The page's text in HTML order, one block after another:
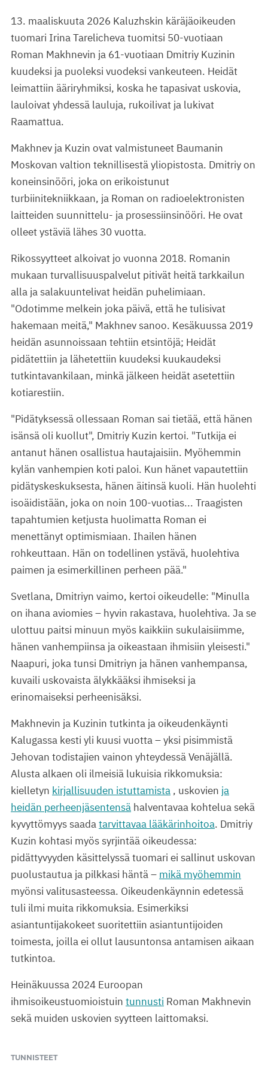
13. maaliskuuta 2026 Kaluzhskin käräjäoikeuden
tuomari Irina Tarelicheva tuomitsi 50-vuotiaan
Roman Makhnevin ja 61-vuotiaan Dmitriy Kuzinin
kuudeksi ja puoleksi vuodeksi vankeuteen. Heidät
leimattiin ääriryhmiksi, koska he tapasivat uskovia,
lauloivat yhdessä lauluja, rukoilivat ja lukivat
Raamattua.
Makhnev ja Kuzin ovat valmistuneet Baumanin
Moskovan valtion teknillisestä yliopistosta. Dmitriy on
koneinsinööri, joka on erikoistunut
turbiinitekniikkaan, ja Roman on radioelektronisten
laitteiden suunnittelu- ja prosessiinsinööri. He ovat
olleet ystäviä lähes 30 vuotta.
Rikossyytteet alkoivat jo vuonna 2018. Romanin
mukaan turvallisuuspalvelut pitivät heitä tarkkailun
alla ja salakuuntelivat heidän puhelimiaan.
"Odotimme melkein joka päivä, että he tulisivat
hakemaan meitä," Makhnev sanoo. Kesäkuussa 2019
heidän asunnoissaan tehtiin etsintöjä; Heidät
pidätettiin ja lähetettiin kuudeksi kuukaudeksi
tutkintavankilaan, minkä jälkeen heidät asetettiin
kotiarestiin.
"Pidätyksessä ollessaan Roman sai tietää, että hänen
isänsä oli kuollut", Dmitriy Kuzin kertoi. "Tutkija ei
antanut hänen osallistua hautajaisiin. Myöhemmin
kylän vanhempien koti paloi. Kun hänet vapautettiin
pidätyskeskuksesta, hänen äitinsä kuoli. Hän huolehti
isoäidistään, joka on noin 100-vuotias... Traagisten
tapahtumien ketjusta huolimatta Roman ei
menettänyt optimismiaan. Ihailen hänen
rohkeuttaan. Hän on todellinen ystävä, huolehtiva
paimen ja esimerkillinen perheen pää."
Svetlana, Dmitriyn vaimo, kertoi oikeudelle: "Minulla
on ihana aviomies – hyvin rakastava, huolehtiva. Ja se
ulottuu paitsi minuun myös kaikkiin sukulaisiimme,
hänen vanhempiinsa ja oikeastaan ihmisiin yleisesti."
Naapuri, joka tunsi Dmitriyn ja hänen vanhempansa,
kuvaili uskovaista älykkääksi ihmiseksi ja
erinomaiseksi perheenisäksi.
Makhnevin ja Kuzinin tutkinta ja oikeudenkäynti
Kalugassa kesti yli kuusi vuotta – yksi pisimmistä
Jehovan todistajien vainon yhteydessä Venäjällä.
Alusta alkaen oli ilmeisiä lukuisia rikkomuksia:
kielletyn kirjallisuuden istuttamista , uskovien ja
heidän perheenjäsentensä halventavaa kohtelua sekä
kyvyttömyys saadatarvittavaa lääkärinhoitoa. Dmitriy
Kuzin kohtasi myös syrjintää oikeudessa:
pidättyvyyden käsittelyssä tuomari ei sallinut uskovan
puolustautua ja pilkkasi häntä – mikä myöhemmin
myönsi valitusasteessa. Oikeudenkäynnin edetessä
tuli ilmi muita rikkomuksia. Esimerkiksi
asiantuntijakokeet suoritettiin asiantuntijoiden
toimesta, joilla ei ollut lausuntonsa antamisen aikaan
tutkintoa.
Heinäkuussa 2024 Euroopan
ihmisoikeustuomioistuin tunnusti Roman Makhnevin
sekä muiden uskovien syytteen laittomaksi.
TUNNISTEET